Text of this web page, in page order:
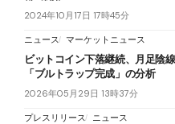
2024年10月17日 17時45分
ニュース マーケットニュース
ビットコイン下落継続、月足陰
「ブルトラップ完成」の分析
2026年05月29日 13時37分
プレスリリース ニュース